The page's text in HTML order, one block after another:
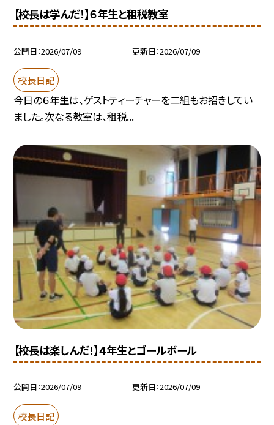
【校長は学んだ！】６年生と租税教室
公開日 2026/07/09 更新日 2026/07/09
校長日記
今日の６年生は、ゲストティーチャーを二組もお招きしてい
ました。次なる教室は、租税...
【校長は楽しんだ！】４年生とゴールボール
公開日 2026/07/09 更新日 2026/07/09
校長日記